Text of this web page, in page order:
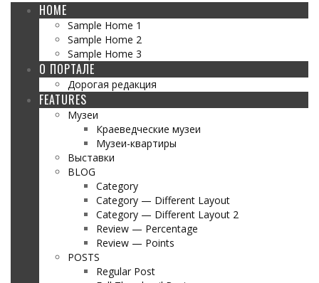
HOME
Sample Home 1
Sample Home 2
Sample Home 3
О ПОРТАЛЕ
Дорогая редакция
FEATURES
Музеи
Краеведческие музеи
Музеи-квартиры
Выставки
BLOG
Category
Category — Different Layout
Category — Different Layout 2
Review — Percentage
Review — Points
POSTS
Regular Post